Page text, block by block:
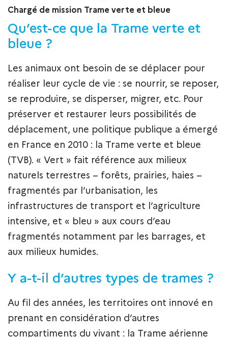
Chargé de mission Trame verte et bleue
Qu’est-ce que la Trame verte et
bleue ?
Les animaux ont besoin de se déplacer pour
réaliser leur cycle de vie : se nourrir, se reposer,
se reproduire, se disperser, migrer, etc. Pour
préserver et restaurer leurs possibilités de
déplacement, une politique publique a émergé
en France en 2010 : la Trame verte et bleue
(TVB). « Vert » fait référence aux milieux
naturels terrestres – forêts, prairies, haies –
fragmentés par l’urbanisation, les
infrastructures de transport et l’agriculture
intensive, et « bleu » aux cours d’eau
fragmentés notamment par les barrages, et
aux milieux humides.
Y a-t-il d’autres types de trames ?
Au fil des années, les territoires ont innové en
prenant en considération d’autres
compartiments du vivant : la Trame aérienne